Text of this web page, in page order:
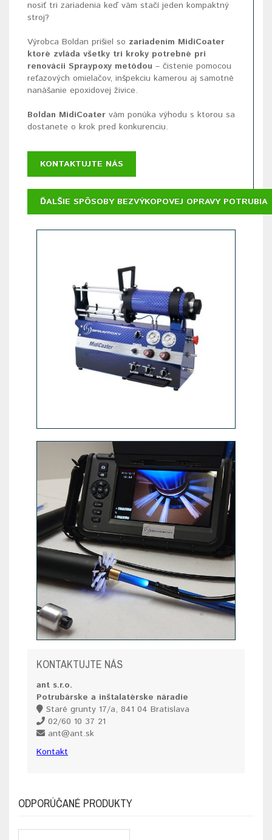
nosiť tri zariadenia keď vám stačí jeden kompaktný
stroj?
Výrobca Boldan prišiel so zariadením MidiCoater
ktoré zvláda všetky tri kroky potrebné pri
renovácii Spraypoxy metódou – čistenie pomocou
reťazových omielačov, inšpekciu kamerou aj samotné
nanášanie epoxidovej živice.
Boldan MidiCoater vám ponúka výhodu s ktorou sa
dostanete o krok pred konkurenciu.
KONTAKTUJTE NÁS
ĎALŠIE SPÔSOBY BEZVÝKOPOVEJ OPRAVY POTRUBIA
KONTAKTUJTE NÁS
ant s.r.o.
Potrubárske a inštalatérske náradie
Staré grunty 17/a, 841 04 Bratislava
02/60 10 37 21
ant@ant.sk
Kontakt
ODPORÚČANÉ PRODUKTY